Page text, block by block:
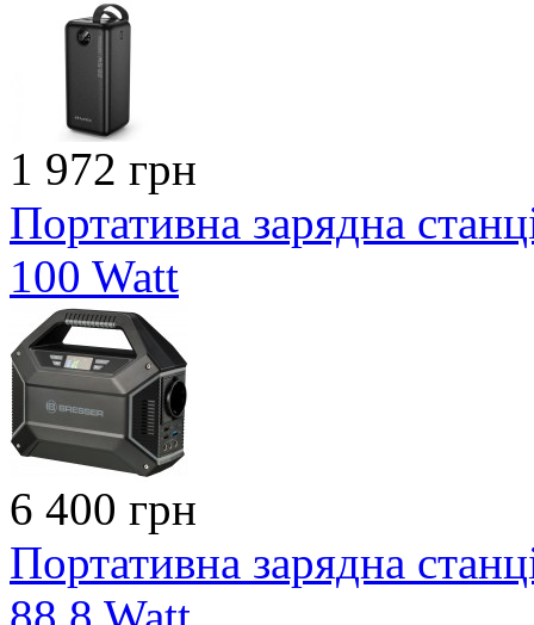
1 972 грн
Портативна зарядна
100 Watt
6 400 грн
Портативна зарядна